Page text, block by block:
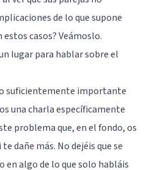
de lo que supone
estos casos? Veámoslo.
lugar para hablar sobre el
suficientemente importante
una charla específicamente
problema que, en el fondo, os
dañe más. No dejéis que se
en algo de lo que solo habláis